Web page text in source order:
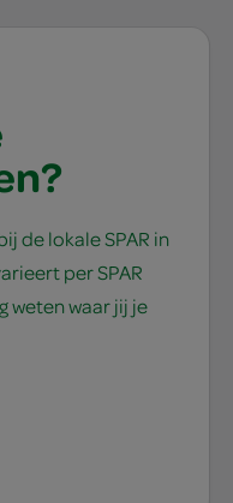
de lokale SPAR in
per SPAR
weten waar jij je